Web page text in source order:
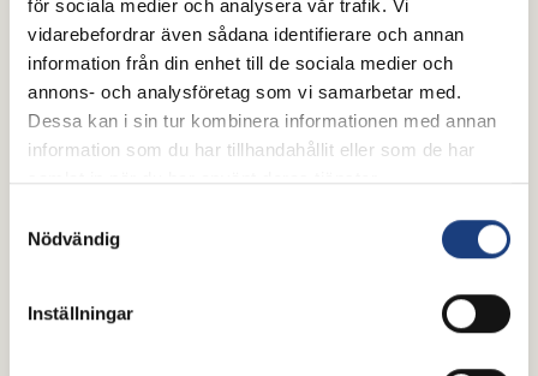
för sociala medier och analysera vår trafik. Vi
vidarebefordrar även sådana identifierare och annan
information från din enhet till de sociala medier och
annons- och analysföretag som vi samarbetar med.
Dessa kan i sin tur kombinera informationen med annan
information som du har tillhandahållit eller som de har
samlat in när du har använt deras tjänster.
Nödvändig
Inställningar